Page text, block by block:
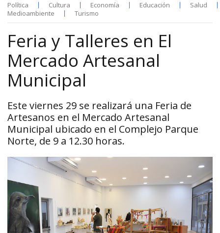
Política Cultura Economía Educación
Salud
Medioambiente
Turismo
Feria y Talleres en El
Mercado Artesanal
Municipal
Este viernes 29 se realizará una Feria de
Artesanos en el Mercado Artesanal
Municipal ubicado en el Complejo Parque
Norte, de 9 a 12.30 horas.